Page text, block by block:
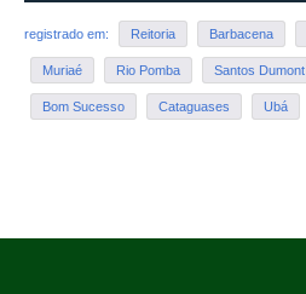
registrado em: Reitoria Barbacena
Muriaé Rio Pomba Santos Dumont
Bom Sucesso Cataguases Ubá